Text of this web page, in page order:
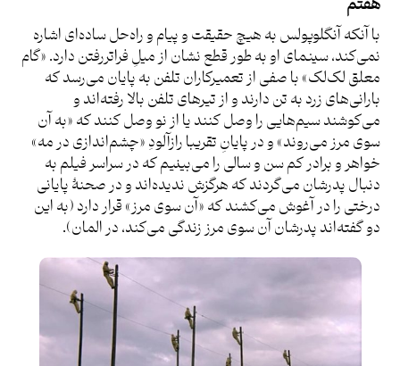
با آنکه آنگلوپولس به هیچ حقیقت و پیام و راه‌حل ساده‌ای اشاره
نمی‌کند، سینمای او به طور قطع نشان از میلِ فراتررفتن دارد. «گام
معلق لک‌لک» با صفی از تعمیرکاران تلفن به پایان می‌رسد که
بارانی‌های زرد به تن دارند و از تیرهای تلفن بالا رفته‌اند و
می‌کوشند سیم‌هایی را وصل کنند یا از نو وصل کنند که «به آن
سوی مرز می‌روند» و در پایانِ تقریبا رازآلودِ «چشم‌اندازی در مه»
خواهر و برادر کم سن و سالی را می‌بینیم که در سراسر فیلم به
دنبال پدرشان می‌گردند که هرگزش ندیده‌اند و در صحنۀ پایانی
درختی را در آغوش می‌کشند که «آن سوی مرز» قرار دارد (به این
دو گفته‌اند پدرشان آن سوی مرز زندگی می‌کند، در المان).